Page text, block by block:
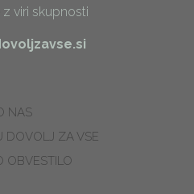
z viri skupnosti
NAS
DOVOLJ ZA VSE
OBVESTILO